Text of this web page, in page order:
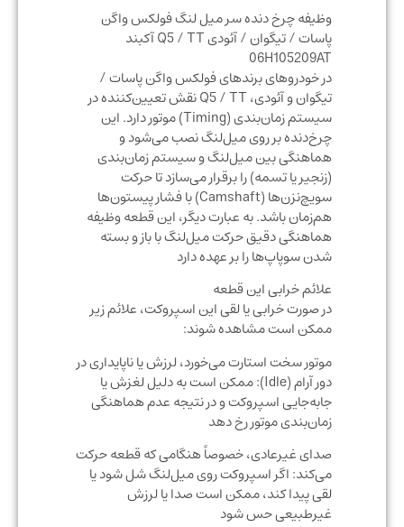
وظیفه چرخ دنده سر میل لنگ فولکس واگن
پاسات / تیگوان / آئودی Q5 / TT آکبند
06H105209AT
در خودروهای برندهای فولکس‌ واگن پاسات /
تیگوان و آئودی، Q5 / TT نقش تعیین‌کننده در
سیستم زمان‌بندی (Timing) موتور دارد. این
چرخ‌دنده بر روی میل‌لنگ نصب می‌شود و
هماهنگی بین میل‌لنگ و سیستم زمان‌بندی
(زنجیر یا تسمه) را برقرار می‌سازد تا حرکت
سویچ‌نزن‌ها (Camshaft) با فشار پیستون‌ها
هم‌زمان باشد. به عبارت دیگر، این قطعه وظیفه
هماهنگی دقیق حرکت میل‌لنگ با باز و بسته
شدن سوپاپ‌ها را بر عهده دارد
علائم خرابی این قطعه
در صورت خرابی یا لقی این اسپروکت، علائم زیر
ممکن است مشاهده شوند:
موتور سخت ‌استارت می‌خورد، لرزش یا ناپایداری در
دور آرام (Idle): ممکن است به دلیل لغزش یا
جابه‌جایی اسپروکت و در نتیجه عدم هماهنگی
زمان‌بندی موتور رخ دهد
صدای غیرعادی، خصوصاً هنگامی که قطعه حرکت
می‌کند: اگر اسپروکت روی میل‌لنگ شل شود یا
لقی پیدا کند، ممکن است صدا یا لرزش
غیرطبیعی حس شود